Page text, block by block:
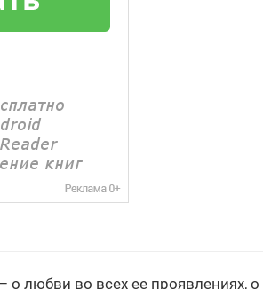
о любви во всех ее проявлениях,